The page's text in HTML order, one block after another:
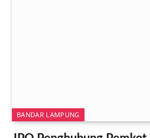
BANDAR LAMPUNG